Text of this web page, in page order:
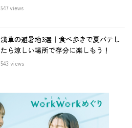
547 views
浅草の避暑地3選｜食べ歩きで夏バテし
たら涼しい場所で存分に楽しもう！
543 views